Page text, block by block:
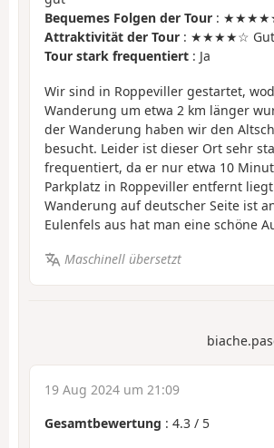
Bequemes Folgen der Tour :
Attraktivität der Tour : ★★★★☆ Gut
Tour stark frequentiert : Ja
Wir sind in Roppeviller gestartet,
Wanderung um etwa 2 km länger
der Wanderung haben wir den
besucht. Leider ist dieser Ort sehr
frequentiert, da er nur etwa 10
Parkplatz in Roppeviller entfernt
Wanderung auf deutscher Seite ist
Eulenfels aus hat man eine schöne
Maschinell übersetzt
19 Aug 2024 um 21:09
Gesamtbewertung : 4.3 / 5